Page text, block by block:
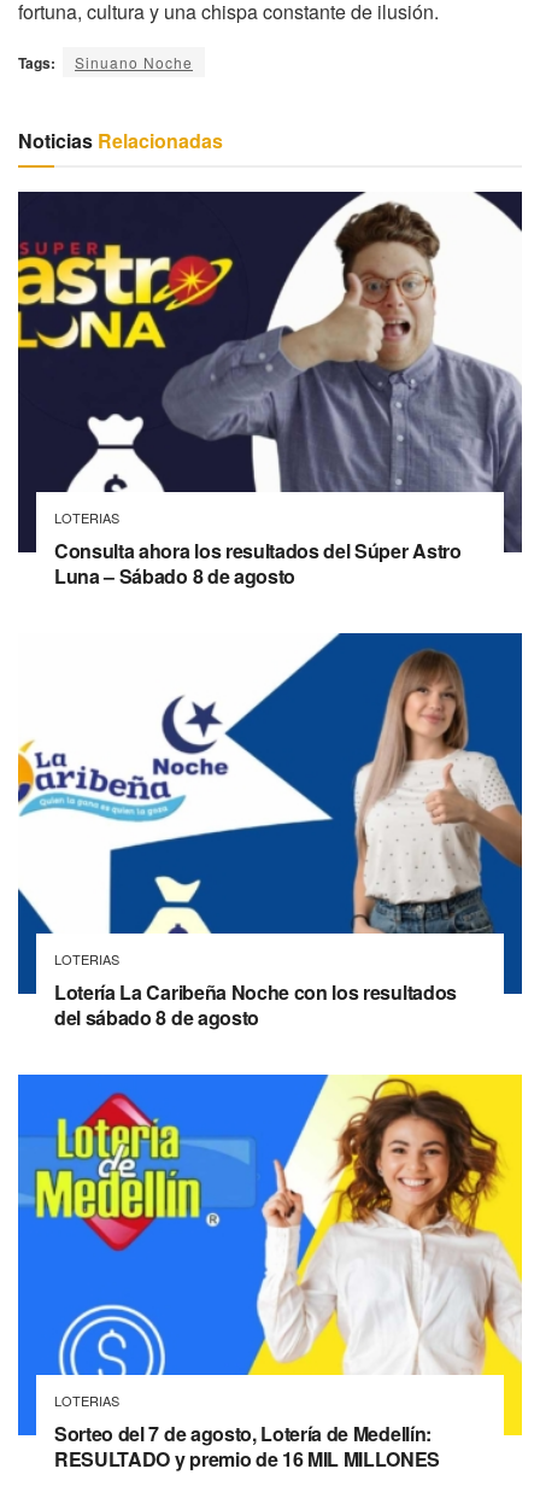
fortuna, cultura y una chispa constante de ilusión.
Tags: Sinuano Noche
Noticias Relacionadas
LOTERIAS
Consulta ahora los resultados del Súper Astro
Luna – Sábado 8 de agosto
LOTERIAS
Lotería La Caribeña Noche con los resultados
del sábado 8 de agosto
LOTERIAS
Sorteo del 7 de agosto, Lotería de Medellín:
RESULTADO y premio de 16 MIL MILLONES